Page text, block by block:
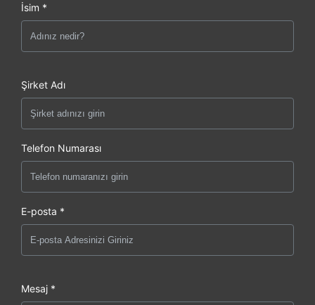
İsim *
Şirket Adı
Telefon Numarası
E-posta *
Mesaj *